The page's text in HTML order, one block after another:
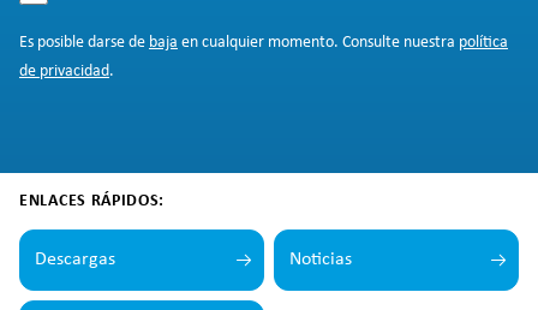
Es posible darse de baja en cualquier momento. Consulte nuestra política
de privacidad.
ENLACES RÁPIDOS:
Descargas Noticias